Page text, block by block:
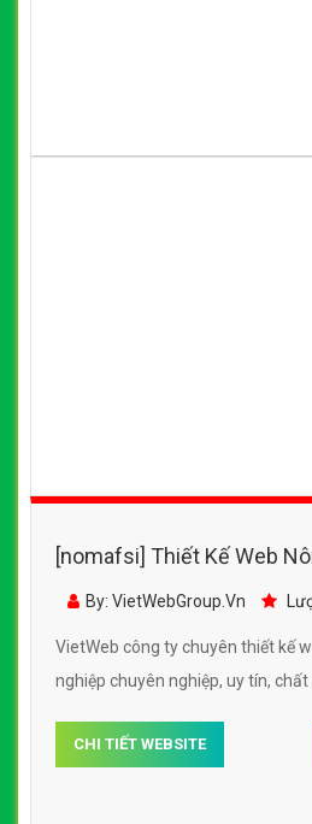
[nomafsi] Thiết Kế Web
Giống Cây Trồng đẹp SEO
By: VietWebGroup.Vn
VietWeb công ty chuyên thiết kế
nghiệp chuyên nghiệp, uy tín,
CHI TIẾT WEBSITE